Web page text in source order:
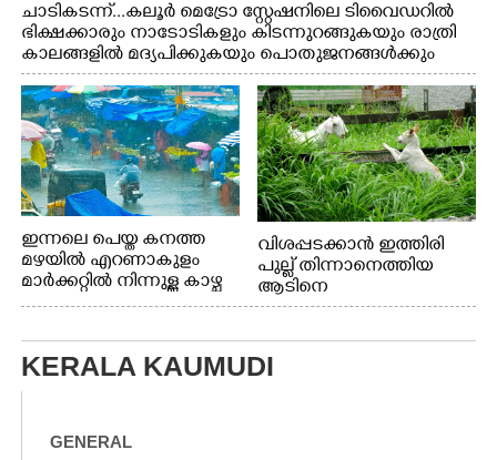
ചാടികടന്ന്...കലൂർ മെട്രോ സ്റ്റേഷനിലെ ടിവൈഡറിൽ
ഭിക്ഷക്കാരും നാടോടികളും കിടന്നുറങ്ങുകയും രാത്രി
കാലങ്ങളിൽ മദ്യപിക്കുകയും പൊതുജനങ്ങൾക്കും
വാഹനത്തിൽ പോകുന്നവർക്കും ബുദ്ധിമുട്ട് ഉണ്ടായ
സാഹചര്യത്തിൽ അധികാരികൾ കമ്പി കൊണ്ട് മറച്ച
വേലി ചാടികടക്കുന്ന നാടോടി സ്ത്രീ
ഇന്നലെ പെയ്ത കനത്ത
മഴയിൽ എറണാകുളം
മാർക്കറ്റിൽ നിന്നുള്ള കാഴ്ച
വിശപ്പടക്കാൻ ഇത്തിരി
പുല്ല് തിന്നാനെത്തിയ
ആടിനെ
ആക്രമിക്കാനൊരുങ്ങുന്ന
വാത്തുരുത്തിയിൽ
KERALA KAUMUDI
GENERAL